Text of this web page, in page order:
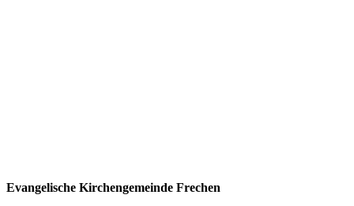
Evangelische Kirchengemeinde Frechen